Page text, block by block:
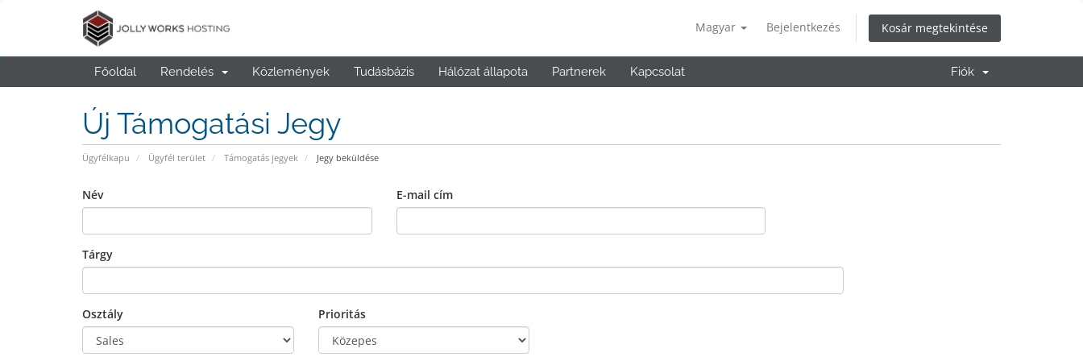
Magyar Bejelentkezés Kosár megtekintése
Főoldal Rendelés Közlemények Tudásbázis Hálózat állapota Partnerek Kapcsolat Fiók
Új Támogatási Jegy
Ügyfélkapu Ügyfél terület Támogatás jegyek Jegy beküldése
Név E-mail cím
Tárgy
Osztály Prioritás